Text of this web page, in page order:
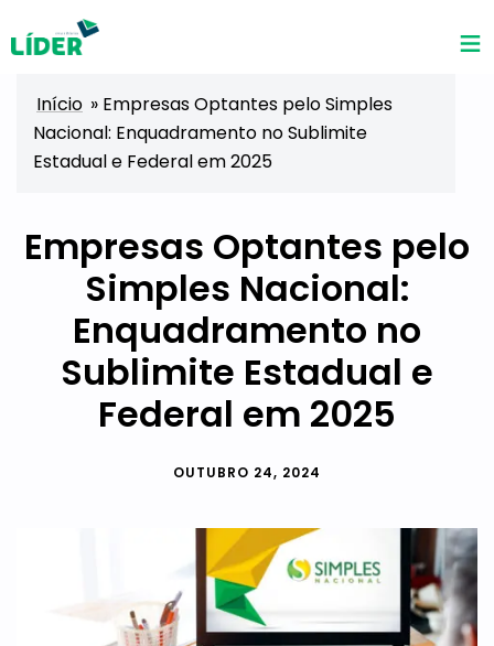
Início » Empresas Optantes pelo Simples
Nacional: Enquadramento no Sublimite
Estadual e Federal em 2025
Empresas Optantes pelo
Simples Nacional:
Enquadramento no
Sublimite Estadual e
Federal em 2025
OUTUBRO 24, 2024